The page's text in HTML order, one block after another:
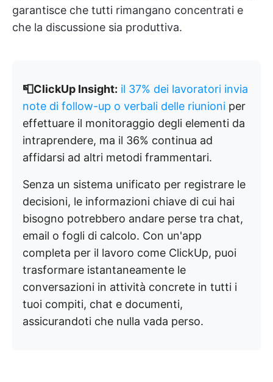
garantisce che tutti rimangano concentrati e
che la discussione sia produttiva.
📮ClickUp Insight: il 37% dei lavoratori invia
note di follow-up o verbali delle riunioni per
effettuare il monitoraggio degli elementi da
intraprendere, ma il 36% continua ad
affidarsi ad altri metodi frammentari.
Senza un sistema unificato per registrare le
decisioni, le informazioni chiave di cui hai
bisogno potrebbero andare perse tra chat,
email o fogli di calcolo. Con un'app
completa per il lavoro come ClickUp, puoi
trasformare istantaneamente le
conversazioni in attività concrete in tutti i
tuoi compiti, chat e documenti,
assicurandoti che nulla vada perso.